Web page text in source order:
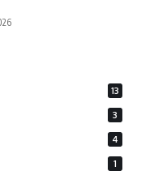
13
3
4
1